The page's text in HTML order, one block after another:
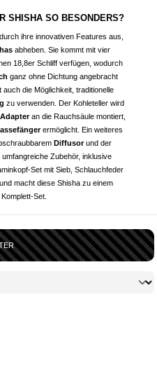
SHISHA SO BESONDERS?
ihre innovativen Features aus,
abheben. Sie kommt mit vier
18,8er Schliff verfügen, wodurch
ganz ohne Dichtung angebracht
die Möglichkeit, traditionelle
zu verwenden. Der Kohleteller wird
an die Rauchsäule montiert,
ermöglicht. Ein weiteres
Diffusorund der
Zubehör, inklusive
Set mit Sieb, Schlauchfeder
macht diese Shisha zu einem
Set.